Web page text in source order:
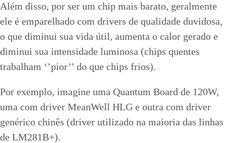
Além disso, por ser um chip mais barato, geralmente
ele é emparelhado com drivers de qualidade duvidosa,
o que diminui sua vida útil, aumenta o calor gerado e
diminui sua intensidade luminosa (chips quentes
trabalham ‘’pior’’ do que chips frios).
Por exemplo, imagine uma Quantum Board de 120W,
uma com driver MeanWell HLG e outra com driver
genérico chinês (driver utilizado na maioria das linhas
de LM281B+).